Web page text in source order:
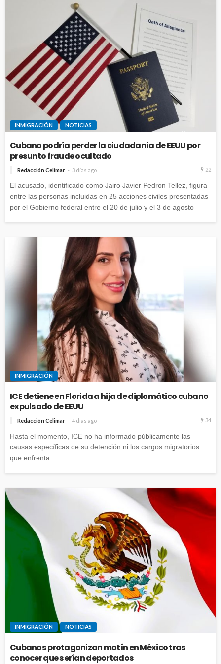
INMIGRACIÓN NOTICIAS
Cubano podría perder la ciudadanía de EEUU por
presunto fraude ocultado
Redacción Celimar 3 días ago 22
El acusado, identificado como Jairo Javier Pedron Tellez, figura
entre las personas incluidas en 25 acciones civiles presentadas
por el Gobierno federal entre el 20 de julio y el 3 de agosto
INMIGRACIÓN
ICE detiene en Florida a hija de diplomático cubano
expulsado de EEUU
Redacción Celimar 4 días ago 34
Hasta el momento, ICE no ha informado públicamente las
causas específicas de su detención ni los cargos migratorios
que enfrenta
INMIGRACIÓN NOTICIAS
Cubanos protagonizan motín en México tras
conocer que serían deportados